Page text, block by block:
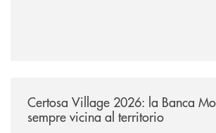
Certosa Village 2026: la Banca
sempre vicina al territorio